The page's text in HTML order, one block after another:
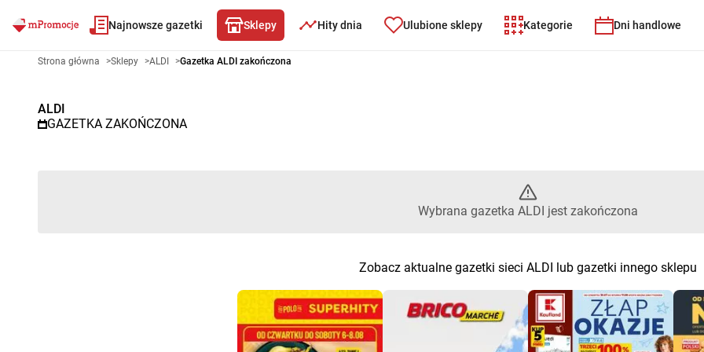
Najnowsze gazetki Sklepy Hity dnia Ulubione sklepy Kategorie Dni handlowe
Gazetka promocyjna ALDI – Wybrana gazetka ALDI jest
Strona główna >Sklepy >ALDI >Gazetka ALDI zakończona
ALDI
GAZETKA ZAKOŃCZONA
Wybrana gazetka ALDI jest zakończona
Zobacz aktualne gazetki sieci ALDI lub gazetki innego sklepu